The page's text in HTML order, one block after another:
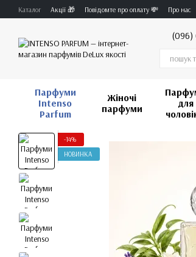
Перейти до основного контенту
Каталог Акції 🎁 Повідомте про оплату 💸 Про нас
Парфуми
Intenso
Parfum
Жіночі
парфуми
для
-14%
НОВИНКА